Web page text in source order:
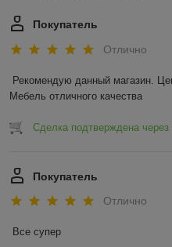
Покупатель
Отлично
Рекомендую данный магазин.
Мебель отличного качества
Сделка подтверждена через
Покупатель
Отлично
Все супер